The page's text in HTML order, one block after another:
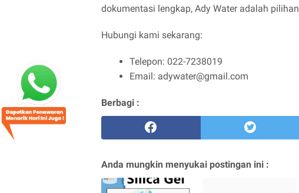
dokumentasi lengkap, Ady Water adalah
Hubungi kami sekarang:
Telepon: 022-7238019
Email: adywater@gmail.com
Berbagi :
Anda mungkin menyukai postingan ini :